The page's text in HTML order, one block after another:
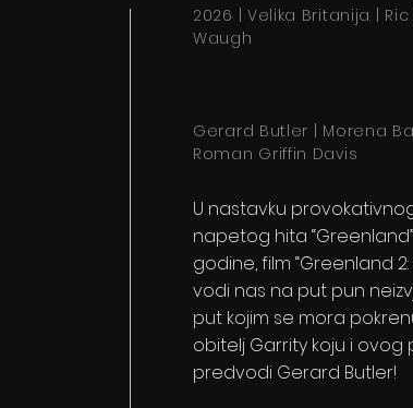
2026 | Velika Britanija |
Waugh
Gerard Butler | Morena
Roman Griffin Davis
U nastavku
napetog hita “Greenland”
godine, film “Greenland
vodi nas na put pun
put kojim se mora
obitelj Garrity koju i ovog
predvodi Gerard Butler!